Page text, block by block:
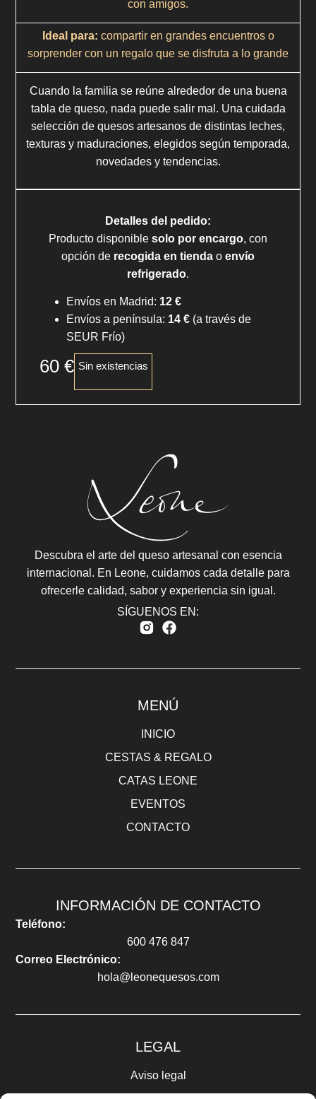
con amigos.
Ideal para: compartir en grandes encuentros o
sorprender con un regalo que se disfruta a lo grande
Cuando la familia se reúne alrededor de una buena
tabla de queso, nada puede salir mal. Una cuidada
selección de quesos artesanos de distintas leches,
texturas y maduraciones, elegidos según temporada,
novedades y tendencias.
Detalles del pedido:
Producto disponible solo por encargo, con
opción de recogida en tienda o envío
refrigerado.
Envíos en Madrid: 12 €
Envíos a península: 14 € (a través de
SEUR Frío)
60 € Sin existencias
Descubra el arte del queso artesanal con esencia
internacional. En Leone, cuidamos cada detalle para
ofrecerle calidad, sabor y experiencia sin igual.
SÍGUENOS EN:
MENÚ
INICIO
CESTAS & REGALO
CATAS LEONE
EVENTOS
CONTACTO
INFORMACIÓN DE CONTACTO
Teléfono:
600 476 847
Correo Electrónico:
hola@leonequesos.com
LEGAL
Aviso legal